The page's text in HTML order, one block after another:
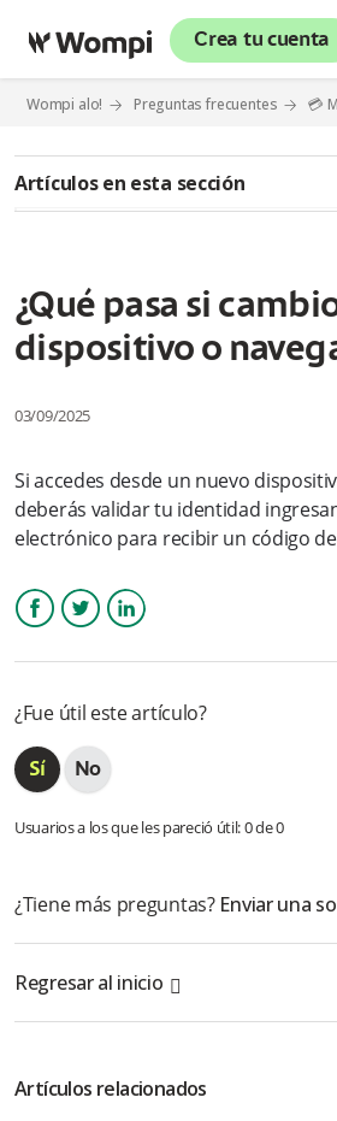
Crea tu cuenta
Wompi alo! Preguntas frecuentes 💳
Artículos en esta sección
¿Qué es Click to Pay?
¿Es seguro usar Click to Pay?
¿Cómo puedo activar Click to Pay?
¿Quiénes pueden usar Click to Pay?
¿Click to Pay guarda mis datos
✅ DAVIPLATA
Más información
¿Qué pasa si
dispositivo o
03/09/2025
Si accedes desde un nuevo
deberás validar tu identidad
electrónico para recibir un código
¿Fue útil este artículo?
Usuarios a los que les pareció útil: 0 de 0
¿Tiene más preguntas? Enviar una
Regresar al inicio
Artículos relacionados